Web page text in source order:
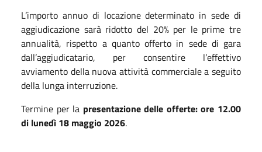
L’importo annuo di locazione determinato in sede di
aggiudicazione sarà ridotto del 20% per le prime tre
annualità, rispetto a quanto offerto in sede di gara
dall’aggiudicatario, per consentire l’effettivo
avviamento della nuova attività commerciale a seguito
della lunga interruzione.
Termine per la presentazione delle offerte: ore 12.00
di lunedì 18 maggio 2026.